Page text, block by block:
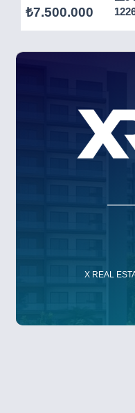
₺7.500.000
X REAL